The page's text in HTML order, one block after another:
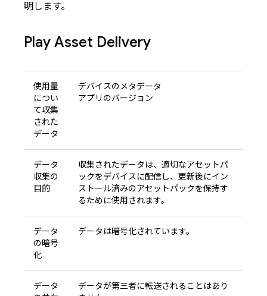
明します。
Play Asset Delivery
使用量
につい
て収集
された
データ
デバイスのメタデータ
アプリのバージョン
データ
収集の
目的
収集されたデータは、適切なアセットパ
ックをデバイスに配信し、更新後にイン
ストール済みのアセットパックを保持す
るために使用されます。
データ
の暗号
化
データは暗号化されています。
データ
データが第三者に転送されることはあり